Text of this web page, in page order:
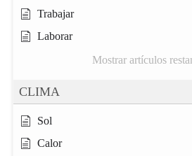
Trabajar
Laborar
Mostrar artículos
CLIMA
Sol
Calor